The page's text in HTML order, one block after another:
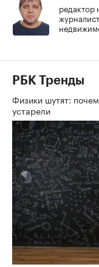
редактор
РБК Тренды
Физики шутят:
устарели